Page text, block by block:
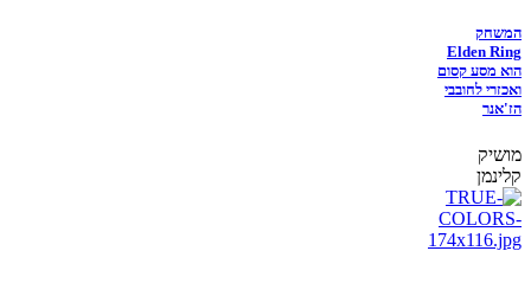
המשחק
Elden Ring
הוא מסע קסום
ואכזרי לחובבי
הז'אנר
מושיק
קלינמן